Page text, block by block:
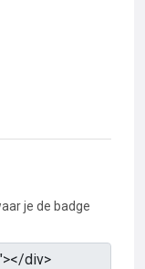
je de badge